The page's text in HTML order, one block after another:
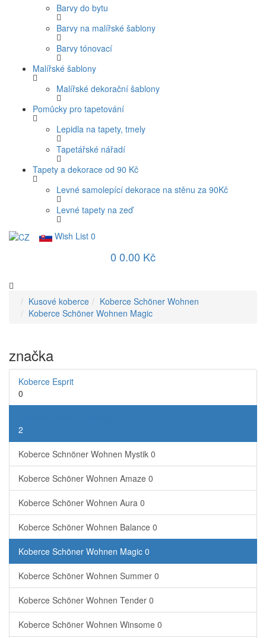
Barvy do bytu
Barvy na malířské šablony
Barvy tónovací
Malířské šablony
Malířské dekorační šablony
Pomůcky pro tapetování
Lepidla na tapety, tmely
Tapetářské nářadí
Tapety a dekorace od 90 Kč
Levné samolepící dekorace na stěnu za 90Kč
Levné tapety na zeď
Wish List 0
0 0.00 Kč
Kusové koberce
Koberce Schöner Wohnen
Koberce Schöner Wohnen Magic
značka
Koberce Esprit
0
2
Koberce Schnöner Wohnen Mystik 0
Koberce Schöner Wohnen Amaze 0
Koberce Schöner Wohnen Aura 0
Koberce Schöner Wohnen Balance 0
Koberce Schöner Wohnen Magic 0
Koberce Schöner Wohnen Summer 0
Koberce Schöner Wohnen Tender 0
Koberce Schöner Wohnen Winsome 0